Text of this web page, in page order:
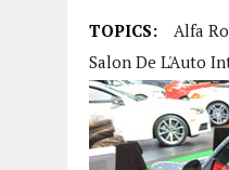
TOPICS: Alfa
Salon De L'Auto